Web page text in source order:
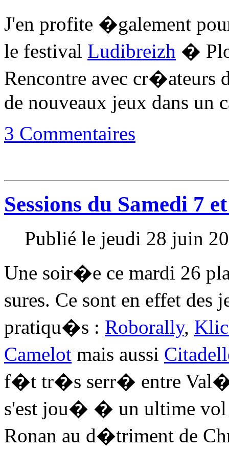
J'en profite �galement
le festival Ludibreizh �
Rencontre avec cr�ateurs
de nouveaux jeux dans un
3 Commentaires
Sessions du Samedi 7
Publié le jeudi 28 juin
Une soir�e ce mardi 26
sures. Ce sont en effet
pratiqu�s : Roborally,
Camelot mais aussi
f�t tr�s serr� entre
s'est jou� � un ultime vol
Ronan au d�triment de